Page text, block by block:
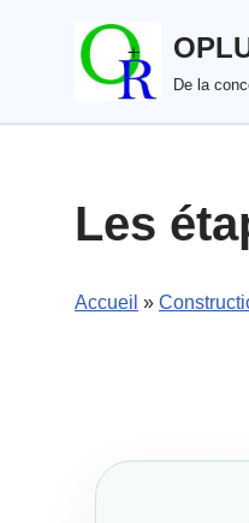
contenu
De la
Les
Accueil »